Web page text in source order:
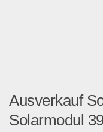
Ausverkauf
Solarmodul